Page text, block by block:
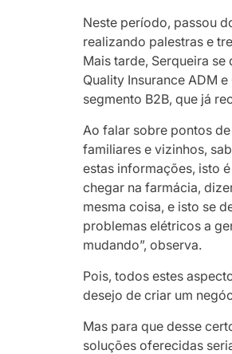
Neste período, passou
realizando palestras e
Mais tarde, Serqueira
Quality Insurance ADM
segmento B2B, que já
Ao falar sobre pontos
familiares e vizinhos,
estas informações, isto
chegar na farmácia,
mesma coisa, e isto se
problemas elétricos a
mudando”, observa.
Pois, todos estes
desejo de criar um
Mas para que desse
soluções oferecidas